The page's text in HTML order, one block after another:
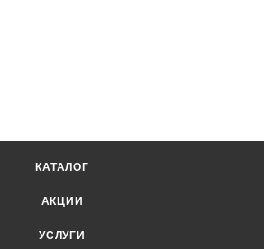
КАТАЛОГ
АКЦИИ
УСЛУГИ